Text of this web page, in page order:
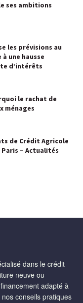
ses ambitions
les prévisions au
une hausse
d’intérêts
le rachat de
ménages
de Crédit Agricole
Paris – Actualités
dans le crédit
neuve ou
adapté à
conseils pratiques